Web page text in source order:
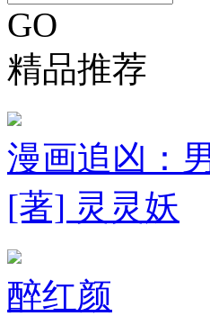
GO
精品推荐
漫画追凶：
[著] 灵灵妖
醉红颜